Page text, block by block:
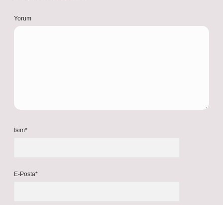
Yorum
İsim*
E-Posta*